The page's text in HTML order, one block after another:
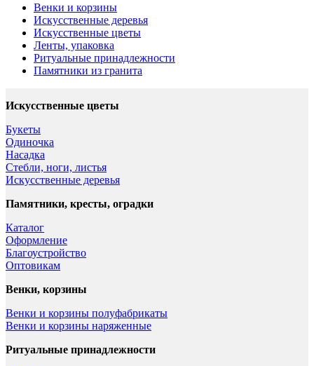
Венки и корзины
Искусственные деревья
Искусственные цветы
Ленты, упаковка
Ритуальные принадлежности
Памятники из гранита
Искусственные цветы
Букеты
Одиночка
Насадка
Стебли, ноги, листья
Искусственные деревья
Памятники, кресты, оградки
Каталог
Оформление
Благоустройство
Оптовикам
Венки, корзины
Венки и корзины полуфабрикаты
Венки и корзины наряженные
Ритуальные принадлежности